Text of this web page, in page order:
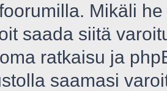
Mikäli
saada siitä
ratkaisu ja
saamasi